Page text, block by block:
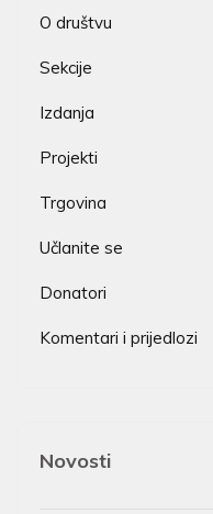
O društvu
Sekcije
Izdanja
Projekti
Trgovina
Učlanite se
Donatori
Komentari i prijedlozi
Novosti